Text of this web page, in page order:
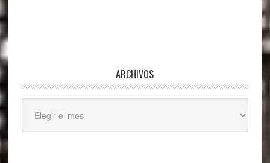
ARCHIVOS